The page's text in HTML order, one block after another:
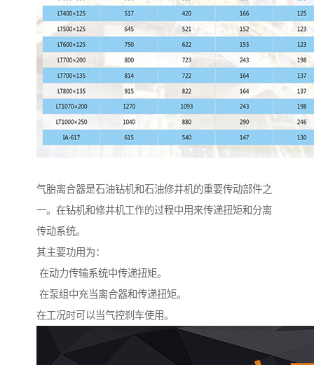
气胎离合器是石油钻机和石油修井机的重要传动部件之
一。在钻机和修井机工作的过程中用来传递扭矩和分离
传动系统。
其主要功用为：
在动力传输系统中传递扭矩。
在泵组中充当离合器和传递扭矩。
在工况时可以当气控刹车使用。